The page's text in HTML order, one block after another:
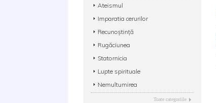
Ateismul
Imparatia cerurilor
Recunoștință
Rugăciunea
Statornicia
Lupte spirituale
Nemultumirea
Toate categoriile